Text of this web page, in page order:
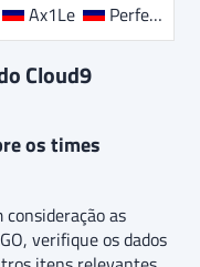
Ax1Le Perfecto
Cloud9
os times
as
verifique os dados